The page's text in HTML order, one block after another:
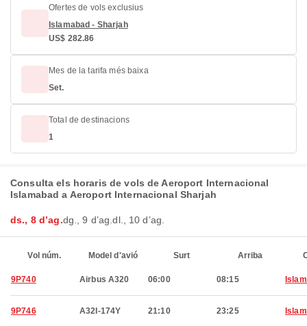
Ofertes de vols exclusius
Islamabad - Sharjah
US$ 282.86
Mes de la tarifa més baixa
Set.
Total de destinacions
1
Consulta els horaris de vols de Aeroport Internacional
Islamabad a Aeroport Internacional Sharjah
ds., 8 d’ag.dg., 9 d’ag.dl., 10 d’ag.
Vol núm. Model d'avió Surt Arriba
9P740 Airbus A320 06:00 08:15
9P746 A32I-174Y 21:10 23:25